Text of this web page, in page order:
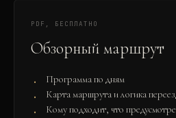
PDF, БЕСПЛАТНО
Обзорный маршрут
Программа по дням
Карта маршрута и логика
Кому подходит, что